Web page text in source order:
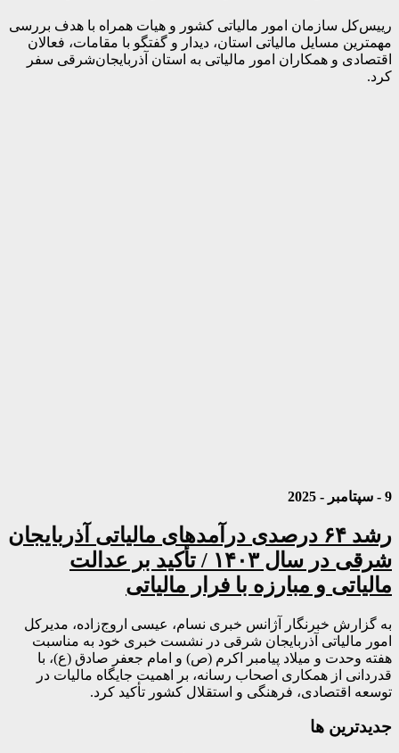
رییس‌کل سازمان امور مالیاتی کشور و هیات همراه با هدف بررسی
مهمترین مسایل مالیاتی استان، دیدار و گفتگو با مقامات، فعالان
اقتصادی و همکاران امور مالیاتی به استان آذربایجان‌شرقی سفر
کرد.
9 - سپتامبر - 2025
رشد ۶۴ درصدی درآمدهای مالیاتی آذربایجان
شرقی در سال ۱۴۰۳ / تأکید بر عدالت
مالیاتی و مبارزه با فرار مالیاتی
به گزارش خبرنگار آژانس خبری نسام، عیسی اروج‌زاده، مدیرکل
امور مالیاتی آذربایجان شرقی در نشست خبری خود به مناسبت
هفته وحدت و میلاد پیامبر اکرم (ص) و امام جعفر صادق (ع)، با
قدردانی از همکاری اصحاب رسانه، بر اهمیت جایگاه مالیات در
توسعه اقتصادی، فرهنگی و استقلال کشور تأکید کرد.
جديدترين ها